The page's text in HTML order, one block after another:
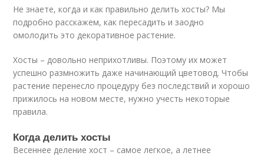
Не знаете, когда и как правильно делить хосты? Мы
подробно расскажем, как пересадить и заодно
омолодить это декоративное растение.
Хосты – довольно неприхотливы. Поэтому их может
успешно размножить даже начинающий цветовод. Чтобы
растение перенесло процедуру без последствий и хорошо
прижилось на новом месте, нужно учесть некоторые
правила.
Когда делить хосты
Весеннее деление хост – самое легкое, а летнее